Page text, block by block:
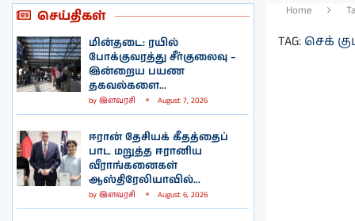
செய்திகள்
மின்தடை: ரயில்
போக்குவரத்து சீர்குலைவு –
இன்றைய பயண
தகவல்களை...
by இளவரசி August 7, 2026
ஈரான் தேசியக் கீதத்தைப்
பாட மறுத்த ஈரானிய
வீராங்கனைகள்
ஆஸ்திரேலியாவில்...
by இளவரசி August 6, 2026
Home
TAG: செக்